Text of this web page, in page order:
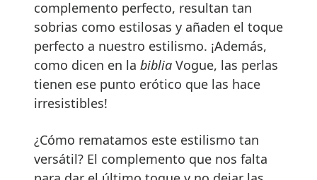
complemento perfecto, resultan tan
sobrias como estilosas y añaden el toque
perfecto a nuestro estilismo. ¡Además,
como dicen en la biblia Vogue, las perlas
tienen ese punto erótico que las hace
irresistibles!
¿Cómo rematamos este estilismo tan
versátil? El complemento que nos falta